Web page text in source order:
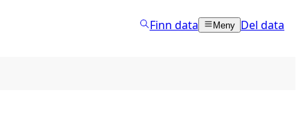
Finn data Meny Del data